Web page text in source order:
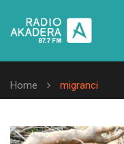
Home migranci